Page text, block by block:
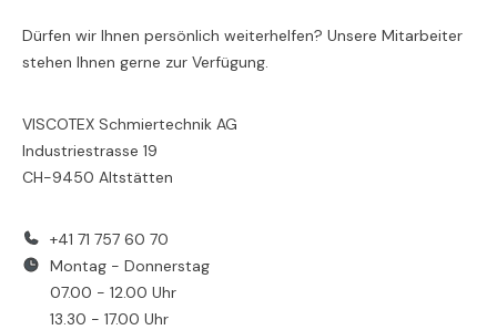
Dürfen wir Ihnen persönlich weiterhelfen? Unsere Mitarbeiter
stehen Ihnen gerne zur Verfügung.
VISCOTEX Schmiertechnik AG
Industriestrasse 19
CH-9450 Altstätten
+41 71 757 60 70
Montag - Donnerstag
07.00 - 12.00 Uhr
13.30 - 17.00 Uhr